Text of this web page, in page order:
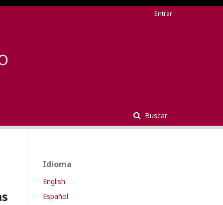
Buscar
Entrar
Idioma
English
Español